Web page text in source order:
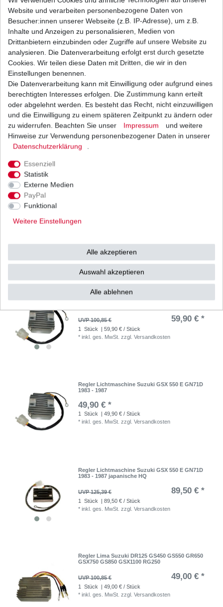
Luftfilter Hiflo Suzuki GSX 550 GN71D 1983 –
1987
UVP 18,50 € 15,10 € *
1 Stück
Ölfilter für Suzuki Bimota verschiedene
Hersteller entspricht HF133
UVP 6,39 €
1 Stück | 89,82 € / Stück
inkl. ges. MwSt.zzgl.Versandkosten
UVP 100,85 € 59,90 € *
1 Stück
| 59,90 € / Stück
*inkl. ges. MwSt. zzgl.Versandkosten
Regler Lichtmaschine Suzuki GSX 550 E GN71D
1983 - 1987
49,90 € *
1 Stück
| 49,90 € / Stück
*inkl. ges. MwSt. zzgl.Versandkosten
Regler Lichtmaschine Suzuki GSX 550 E GN71D
1983 - 1987 japanische HQ
UVP 125,39 € 89,50 € *
1 Stück
| 89,50 € / Stück
*inkl. ges. MwSt. zzgl.Versandkosten
Regler Lima Suzuki DR125 GS450 GS550 GR650
GSX750 GS850 GSX1100 RG250
UVP 100,85 € 49,00 € *
1 Stück
| 49,00 € / Stück
*inkl. ges. MwSt. zzgl.Versandkosten
Website und verarbeiten personenbezogene Daten von
Besucher:innen unserer Webseite (z.B. IP-Adresse), um z.B.
Inhalte und Anzeigen zu personalisieren, Medien von
Drittanbietern einzubinden oder Zugriffe auf unsere Website zu
analysieren. Die Datenverarbeitung erfolgt erst durch gesetzte
Cookies. Wir teilen diese Daten mit Dritten, die wir in den
Einstellungen benennen.
Die Datenverarbeitung kann mit Einwilligung oder aufgrund eines
berechtigten Interesses erfolgen. Die Zustimmung kann erteilt
oder abgelehnt werden. Es besteht das Recht, nicht einzuwilligen
und die Einwilligung zu einem späteren Zeitpunkt zu ändern oder
zu widerrufen. Beachten Sie unser
Impressum
und weitere
Hinweise zur Verwendung personenbezogener Daten in unserer
Daten­schutz­erklärung
.
Essenziell
Statistik
Externe Medien
PayPal
Funktional
Weitere Einstellungen
Alle akzeptieren
Auswahl akzeptieren
Alle ablehnen